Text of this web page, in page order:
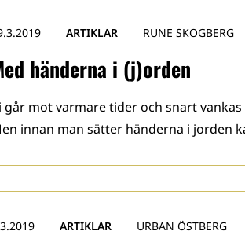
händerna i (j)orden
ARTIKLAR RUNE SKOGBERG
går mot varmare tider och snart
innan man sätter händerna i jorden
ARTIKLAR URBAN ÖSTBERG